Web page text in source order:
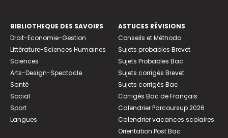
BIBLIOTHEQUE DES SAVOIRS
Droit-Economie-Gestion
Littérature-Sciences Humaines
Sciences
Arts-Design-Spectacle
Santé
Social
Sport
Langues
ASTUCES RÉVISIONS
Conseils et Méthodo
Sujets probables Brevet
Sujets Probables Bac
Sujets corrigés Brevet
Sujets corrigés Bac
Corrigés Bac de Français
Calendrier Parcoursup 2026
Calendrier vacances scolaires
Orientation Post Bac